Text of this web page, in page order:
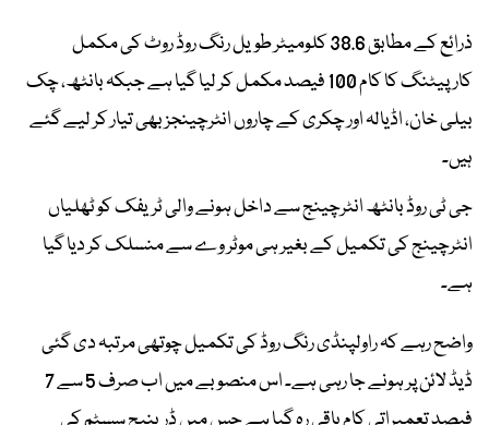
ذرائع کے مطابق 38.6 کلومیٹر طویل رنگ روڈ روٹ کی مکمل
کارپیٹنگ کا کام 100 فیصد مکمل کر لیا گیا ہے جبکہ بانٹھ، چک
بیلی خان، اڈیالہ اور چکری کے چاروں انٹرچینجز بھی تیار کر لیے گئے
ہیں۔
جی ٹی روڈ بانٹھ انٹرچینج سے داخل ہونے والی ٹریفک کو ٹھلیاں
انٹرچینج کی تکمیل کے بغیر ہی موٹر وے سے منسلک کر دیا گیا
ہے۔
واضح رہے کہ راولپنڈی رنگ روڈ کی تکمیل چوتھی مرتبہ دی گئی
ڈیڈ لائن پر ہونے جا رہی ہے۔ اس منصوبے میں اب صرف 5 سے 7